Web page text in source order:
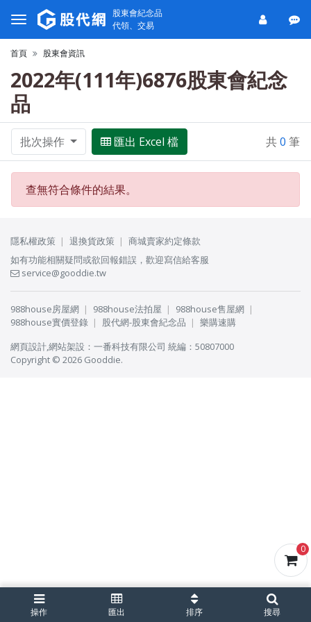
0
股東會紀念品
代領、交易
首頁 股東會資訊
2022年(111年)6876股東會紀念
品
批次操作 匯出 Excel 檔 共0 筆
查無符合條件的結果。
操作 匯出 排序 搜尋
隱私權政策 退換貨政策
商城賣家約定條款
如有功能相關疑問或欲回報錯誤，歡迎寫信給客服
service@gooddie.tw
988house房屋網 988house法拍屋
988house售屋網
988house實價登錄
股代網-股東會紀念品
樂購速購
網頁設計,網站架設 ： 一番科技有限公司 統編：50807000
Copyright © 2026 Gooddie.